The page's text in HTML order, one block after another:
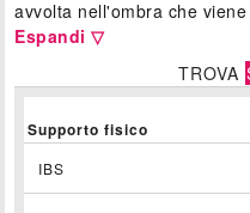
avvolta nell'ombra che
Espandi ▽
TROVA
Supporto fisico
IBS